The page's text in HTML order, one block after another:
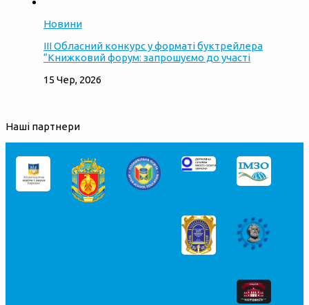
Новини
ІІІ Обласний конкурс у форматі буктрейлера
“Книжковий форум: запрошуємо до участі
15 Чер, 2026
Наші партнери